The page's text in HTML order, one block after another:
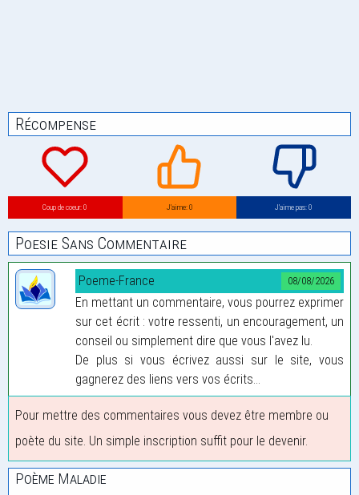
Récompense
Coup de coeur: 0 J’aime: 0 J’aime pas: 0
Poesie Sans Commentaire
08/08/2026
Poeme-France
En mettant un commentaire, vous pourrez exprimer
sur cet écrit : votre ressenti, un encouragement, un
conseil ou simplement dire que vous l'avez lu.
De plus si vous écrivez aussi sur le site, vous
gagnerez des liens vers vos écrits...
Pour mettre des commentaires vous devez être membre ou
poète du site. Un simple inscription suffit pour le devenir.
Poème Maladie